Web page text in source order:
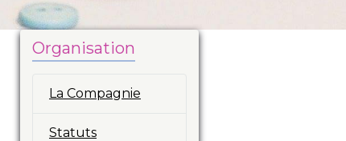
Organisation
La Compagnie
Statuts